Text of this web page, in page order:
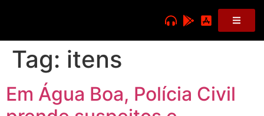
Tag: itens
Em Água Boa, Polícia Civil